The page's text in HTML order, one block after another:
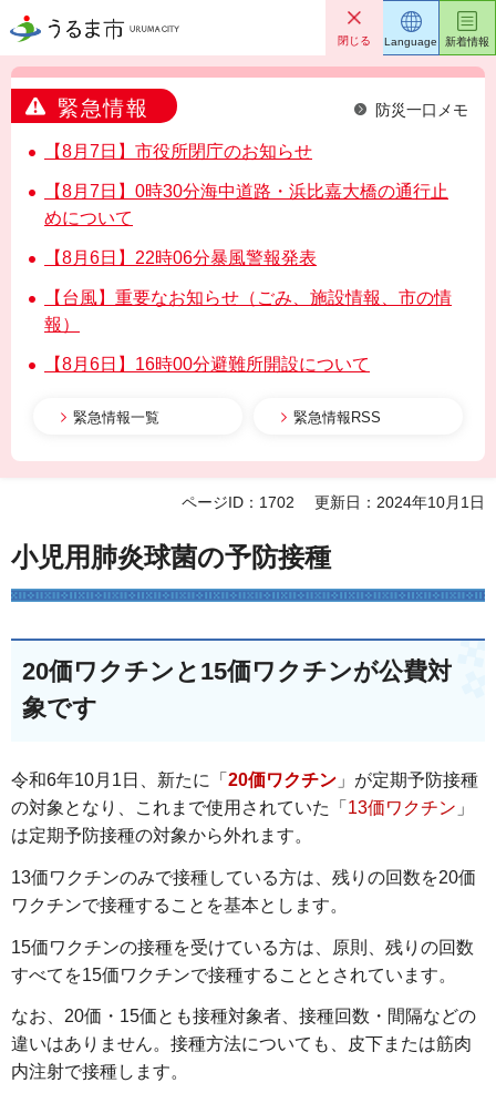
うるま市 閉じる
緊急情報 防災一口メモ
【8月7日】市役所閉庁のお知らせ
【8月7日】0時30分海中道路・浜比嘉大橋の通行止
めについて
【8月6日】22時06分暴風警報発表
【台風】重要なお知らせ（ごみ、施設情報、市の情
報）
【8月6日】16時00分避難所開設について
緊急情報一覧 緊急情報RSS
Language 新着情報
ページID：1702 更新日：2024年10月1日
小児用肺炎球菌の予防接種
20価ワクチンと15価ワクチンが公費対
象です
令和6年10月1日、新たに「 20価ワクチン 」が定期予防接種
の対象となり、これまで使用されていた「 13価ワクチン 」
は定期予防接種の対象から外れます。
13価ワクチンのみで接種している方は、残りの回数を20価
ワクチンで接種することを基本とします。
15価ワクチンの接種を受けている方は、原則、残りの回数
すべてを15価ワクチンで接種することとされています。
なお、20価・15価とも接種対象者、接種回数・間隔などの
違いはありません。接種方法についても、皮下または筋肉
内注射で接種します。